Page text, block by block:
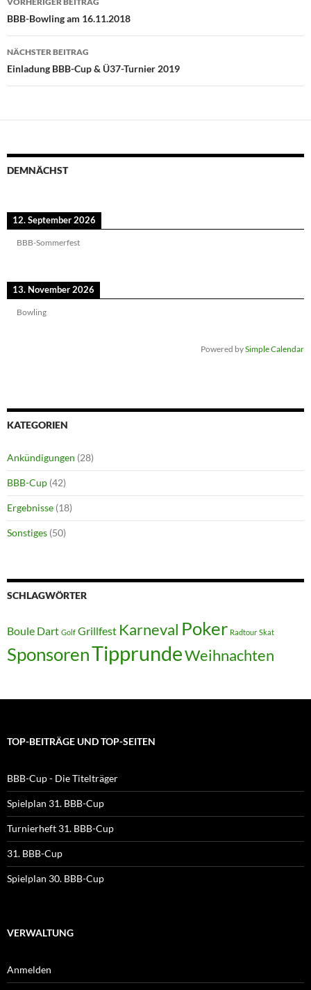
BBB-Bowling am 16.11.2018
NÄCHSTER BEITRAG
Einladung BBB-Cup & Ü37-Turnier 2019
DEMNÄCHST
12. September 2026
BBB-Sommerfest
13. November 2026
Bowling
Powered bySimple Calendar
KATEGORIEN
Ankündigungen (28)
BBB-Cup (42)
Ergebnisse (18)
Sonstiges (50)
SCHLAGWÖRTER
Boule Dart Golf Grillfest Karneval Poker Radtour Skat
SponsorenTipprundeWeihnachten
TOP-BEITRÄGE UND TOP-SEITEN
BBB-Cup - Die Titelträger
Spielplan 31. BBB-Cup
Turnierheft 31. BBB-Cup
31. BBB-Cup
Spielplan 30. BBB-Cup
VERWALTUNG
Anmelden